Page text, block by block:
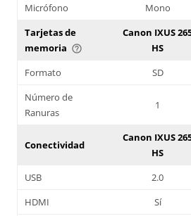
Micrófono
Mono
Tarjetas de
memoria help_outline
Canon IXUS
HS
Formato SD
Número de
Ranuras
1
Conectividad
Canon IXUS
HS
USB 2.0
HDMI
Sí